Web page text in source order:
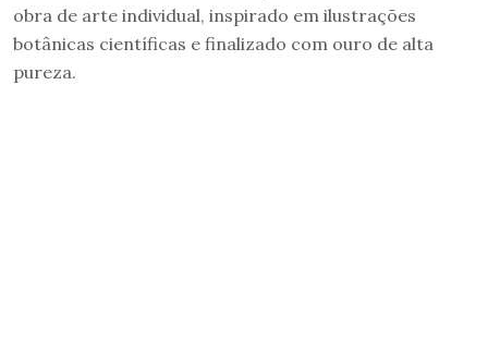
obra de arte individual, inspirado em ilustrações
botânicas científicas e finalizado com ouro de alta
pureza.